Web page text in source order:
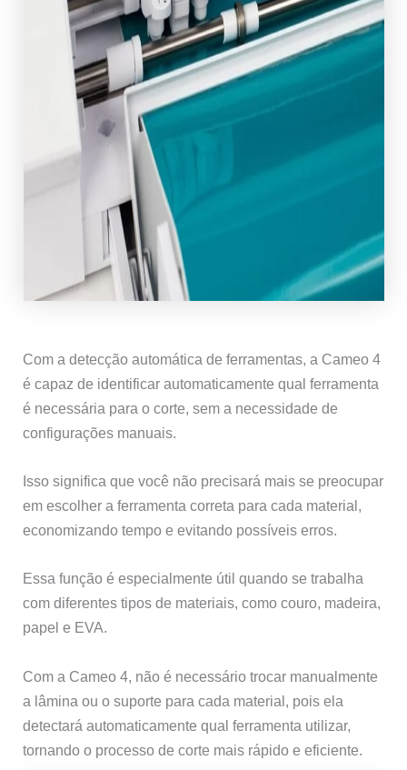
Com a detecção automática de ferramentas, a Cameo 4
é capaz de identificar automaticamente qual ferramenta
é necessária para o corte, sem a necessidade de
configurações manuais.
Isso significa que você não precisará mais se preocupar
em escolher a ferramenta correta para cada material,
economizando tempo e evitando possíveis erros.
Essa função é especialmente útil quando se trabalha
com diferentes tipos de materiais, como couro, madeira,
papel e EVA.
Com a Cameo 4, não é necessário trocar manualmente
a lâmina ou o suporte para cada material, pois ela
detectará automaticamente qual ferramenta utilizar,
tornando o processo de corte mais rápido e eficiente.